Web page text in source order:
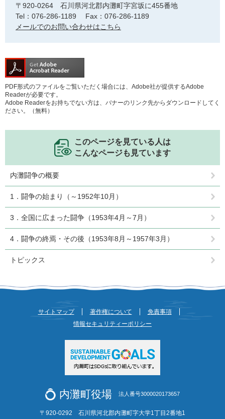
〒920-0264
石川県河北郡内灘町字宮坂に455番地
Tel：076-286-1189
Fax：076-286-1189
メールでのお問い合わせはこちら
PDF形式のファイルをご覧いただく場合には、Adobe社が提供するAdobe
Readerが必要です。
Adobe Readerをお持ちでない方は、バナーのリンク先からダウンロードしてく
ださい。（無料）
このページを見ている人は
こんなページも見ています
内灘闘争の概要
1．闘争の始まり（～1952年10月）
3．全国に広まった闘争（1953年4月～7月）
4．闘争の終焉・その後（1953年8月～1957年3月）
トピックス
サイトマップ 著作権について
免責事項
情報セキュリティーポリシー
内灘町役場 法人番号3000020173657
〒920-0292 石川県河北郡内灘町字大学1丁目2番地1